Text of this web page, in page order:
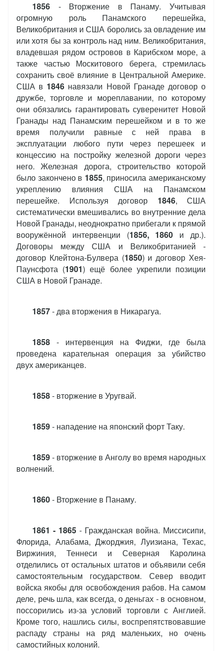
1856 - Вторжение в Панаму. Учитывая
огромную роль Панамского перешейка,
Великобритания и США боролись за овладение им
или хотя бы за контроль над ним. Великобритания,
владевшая рядом островов в Карибском море, а
также частью Москитового берега, стремилась
сохранить своё влияние в Центральной Америке.
США в 1846 навязали Новой Гранаде договор о
дружбе, торговле и мореплавании, по которому
они обязались гарантировать суверенитет Новой
Гранады над Панамским перешейком и в то же
время получили равные с ней права в
эксплуатации любого пути через перешеек и
концессию на постройку железной дороги через
него. Железная дорога, строительство которой
было закончено в 1855, приносила американскому
укреплению влияния США на Панамском
перешейке. Используя договор 1846, США
систематически вмешивались во внутренние дела
Новой Гранады, неоднократно прибегали к прямой
вооружённой интервенции (1856, 1860 и др.).
Договоры между США и Великобританией -
договор Клейтона-Булвера (1850) и договор Хея-
Паунсфота (1901) ещё более укрепили позиции
США в Новой Гранаде.
1857- два вторжения в Никарагуа.
1858 - интервенция на Фиджи, где была
проведена карательная операция за убийство
двух американцев.
1858- вторжение в Уругвай.
1859- нападение на японский форт Таку.
1859- вторжение в Анголу во время народных
волнений.
1860- Вторжение в Панаму.
1861 - 1865 - Гражданская война. Миссисипи,
Флорида, Алабама, Джорджия, Луизиана, Техас,
Виржиния, Теннеси и Северная Каролина
отделились от остальных штатов и объявили себя
самостоятельным государством. Север вводит
войска якобы для освобождения рабов. На самом
деле, речь шла, как всегда, о деньгах - в основном,
поссорились из-за условий торговли с Англией.
Кроме того, нашлись силы, воспрепятствовавшие
распаду страны на ряд маленьких, но очень
самостийных колоний.